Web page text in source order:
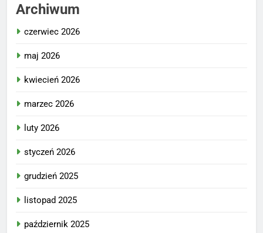
Archiwum
czerwiec 2026
maj 2026
kwiecień 2026
marzec 2026
luty 2026
styczeń 2026
grudzień 2025
listopad 2025
październik 2025